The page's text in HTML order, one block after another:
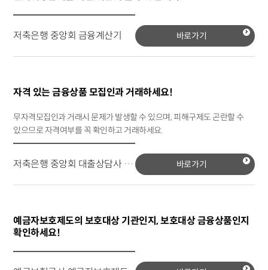
저축은행 중앙회 금융계산기 바로가기
자격 있는 금융상품 모집인과 거래하세요!
무자격모집인과 거래시 문제가 발생할 수 있으며, 피해구제도 곤란할 수
있으므로 자격여부를 꼭 확인하고 거래하세요.
저축은행 중앙회 대출상담사 조회 바로가기
예금자보호제도의 보호대상 기관인지, 보호대상 금융상품인지
확인하세요!